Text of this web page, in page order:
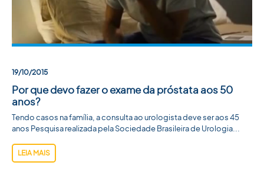
19/10/2015
Por que devo fazer o exame da próstata aos 50
anos?
Tendo casos na família, a consulta ao urologista deve ser aos 45
anos Pesquisa realizada pela Sociedade Brasileira de Urologia...
LEIA MAIS